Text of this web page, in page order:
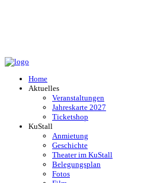
Home
Aktuelles
Veranstaltungen
Jahreskarte 2027
Ticketshop
KuStall
Anmietung
Geschichte
Theater im KuStall
Belegungsplan
Fotos